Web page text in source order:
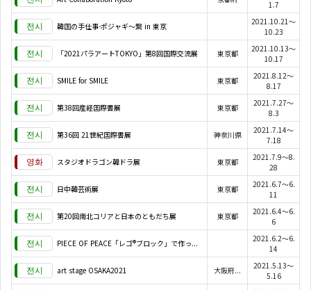
1.7
韓国の手仕事-ポジャギ～繋 in 東京
2021.10.21～
10.23
「2021パラアートTOKYO」第8回国際交流展 東京都
2021.10.13～
10.17
SMILE for SMILE 東京都
2021.8.12～
8.17
第38回産経国際書展 東京都
2021.7.27～
8.3
第36回 21世紀国際書展 神奈川県
2021.7.14～
7.18
スタジオドラゴン韓ドラ展 東京都
2021.7.9～8.
28
日中韓芸術展 東京都
2021.6.7～6.
11
第20回南北コリアと日本のともだち展 東京都
2021.6.4～6.
6
PIECE OF PEACE「レゴ®ブロック」で作っ...
2021.6.2～6.
14
art stage OSAKA2021 大阪府...
2021.5.13～
5.16